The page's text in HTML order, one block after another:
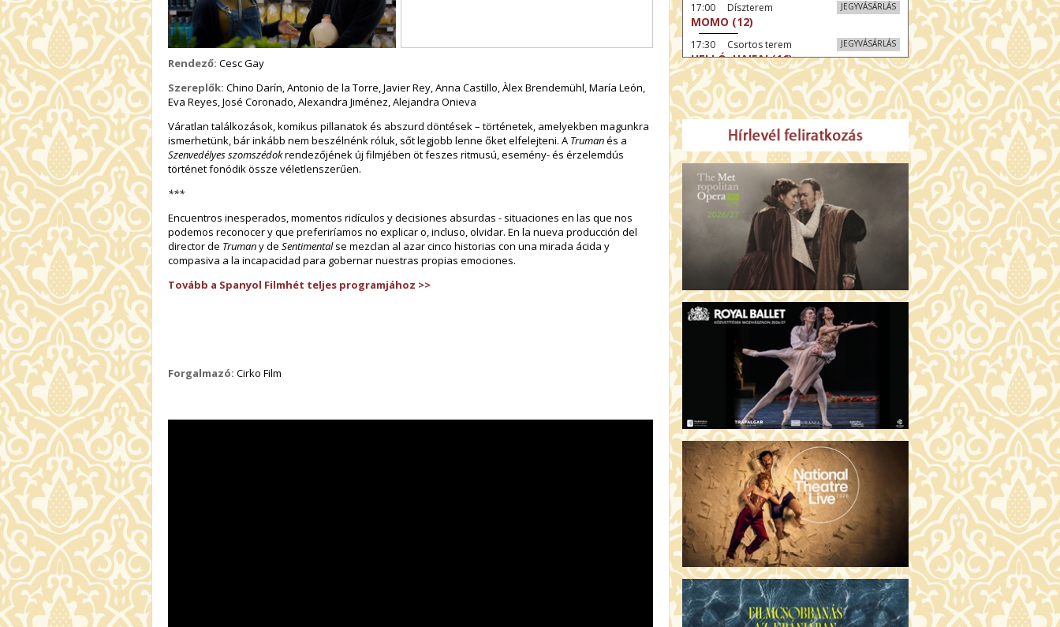
Rendező: Cesc Gay
Szereplők: Chino Darín, Antonio de la Torre, Javier Rey, Anna Castillo, Àlex Brendemühl, María León,
Eva Reyes, José Coronado, Alexandra Jiménez, Alejandra Onieva
Váratlan találkozások, komikus pillanatok és abszurd döntések – történetek, amelyekben magunkra
ismerhetünk, bár inkább nem beszélnénk róluk, sőt legjobb lenne őket elfelejteni. A Trumanés a
Szenvedélyes szomszédokrendezőjének új filmjében öt feszes ritmusú, esemény- és érzelemdús
történet fonódik össze véletlenszerűen.
***
Encuentros inesperados, momentos ridículos y decisiones absurdas - situaciones en las que nos
podemos reconocer y que preferiríamos no explicar o, incluso, olvidar. En la nueva producción del
director de Trumany de Sentimentalse mezclan al azar cinco historias con una mirada ácida y
compasiva a la incapacidad para gobernar nuestras propias emociones.
Tovább a Spanyol Filmhét teljes programjához >>
Forgalmazó: Cirko Film
JEGYVÁSÁRLÁS
17:00 Díszterem
MOMO (12)
JEGYVÁSÁRLÁS
17:30 Csortos terem
HELLÓ, HAIFA! (16)
JEGYVÁSÁRLÁS
17:30 Fábri terem
A KÓRUS (16)
JEGYVÁSÁRLÁS
18:00 Törőcsik Mari terem
BLUE HERON – EGY NYÁR EMLÉKE (16)
JEGYVÁSÁRLÁS
19:00 Díszterem
ODÜSSZEIA (16)
19:30 Csortos terem
MOHÁCS – VILÁGOK HARCA (12)
JEGYVÁSÁRLÁS
20:00 Fábri terem
AZ ÖRDÖG PRADÁT VISEL 2. (12)
JEGYVÁSÁRLÁS
20:00 Törőcsik Mari terem
AZ IDEGEN (16)